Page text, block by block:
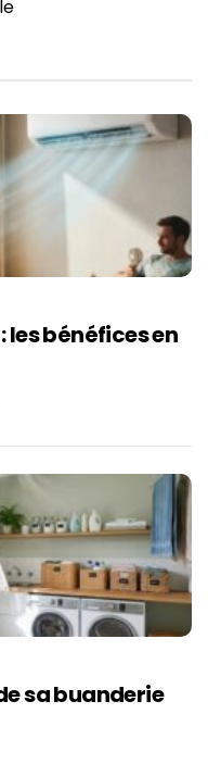
bénéfices en
sa buanderie